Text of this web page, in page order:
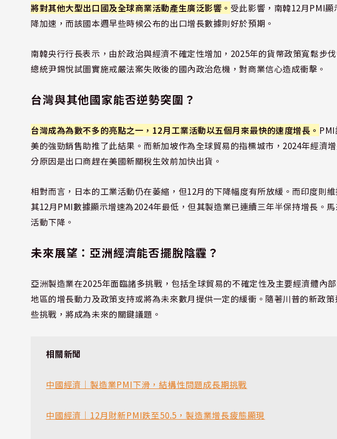
將對其他大型出口國及全球商業活動產生廣泛影響。 受此影響，南韓12月PMI
降加速，而該國本週早些時候公布的出口增長數據則好於預期。
南韓央行行長表示，由於政治與經濟不確定性增加，2025年的貨幣政策寬鬆步
總統尹錫悅試圖實施戒嚴法案失敗後的國內政治危機，對商業信心造成衝擊。
台灣與其他國家能否逆勢突圍？
台灣成為為數不多的亮點之一，12月工業活動以五個月來最快的速度增長。
美的強勁銷售助推了此結果。而新加坡作為全球貿易的指標城市，2024年經濟
分原因是出口商趕在美國新關稅生效前加快出貨。
相對而言，日本的工業活動仍在萎縮，但12月的下降幅度有所放緩。而印度則
其12月PMI數據顯示增速為2024年最低，但其製造業已連續三年半保持增長。
活動下降。
未來展望：亞洲經濟能否擺脫陰霾？
亞洲製造業在2025年面臨諸多挑戰，包括全球貿易的不確定性及主要經濟體內
地區的增長動力及政策支持或將為未來數月提供一定的緩衝。隨著川普的新政
些挑戰，將成為未來的關鍵議題。
相關新聞
中國經濟｜製造業PMI下滑，結構性問題成長期挑戰
中國經濟｜12月財新PMI跌至50.5，製造業增長疲態顯現